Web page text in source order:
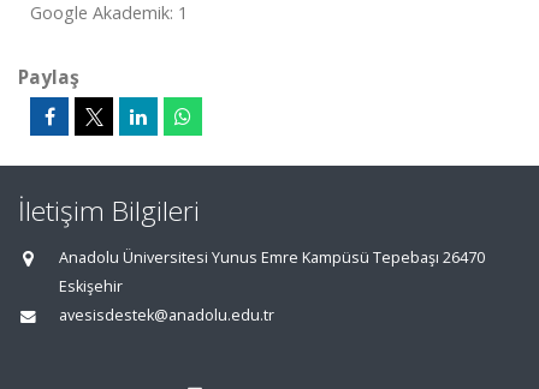
Google Akademik: 1
Paylaş
İletişim Bilgileri
Anadolu Üniversitesi Yunus Emre Kampüsü Tepebaşı 26470
Eskişehir
avesisdestek@anadolu.edu.tr